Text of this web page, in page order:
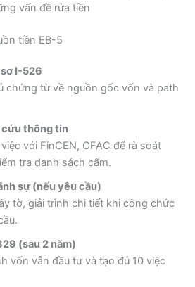
vấn đề rửa tiền
tiền EB-5
I-526
chứng từ về nguồn gốc vốn và path
cứu thông tin
với FinCEN, OFAC để rà soát
tra danh sách cấm.
sự (nếu yêu cầu)
tờ, giải trình chi tiết khi công chức
(sau 2 năm)
vốn vẫn đầu tư và tạo đủ 10 việc